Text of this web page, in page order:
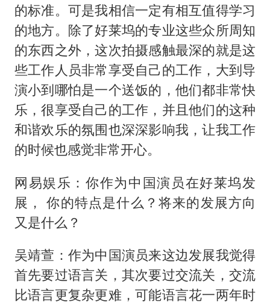
的标准。可是我相信一定有相互值得学习
的地方。除了好莱坞的专业这些众所周知
的东西之外，这次拍摄感触最深的就是这
些工作人员非常享受自己的工作，大到导
演小到哪怕是一个送饭的，他们都非常快
乐，很享受自己的工作，并且他们的这种
和谐欢乐的氛围也深深影响我，让我工作
的时候也感觉非常开心。
网易娱乐：你作为中国演员在好莱坞发
展， 你的特点是什么？将来的发展方向
又是什么？
吴靖萱：作为中国演员来这边发展我觉得
首先要过语言关，其次要过交流关，交流
比语言更复杂更难，可能语言花一两年时